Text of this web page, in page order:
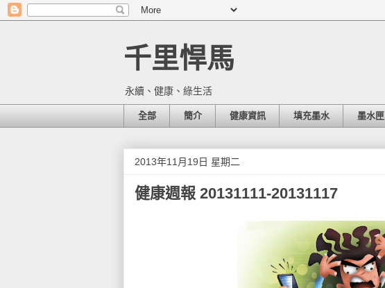
千里悍馬
永續、健康、綠生活
全部 簡介 健康資訊 填充墨水 墨水匣
2013年11月19日 星期二
健康週報 20131111-20131117